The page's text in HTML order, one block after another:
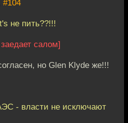
#104
не пить??!!!
салом]
но Glen Klyde же!!!
- власти не исключают